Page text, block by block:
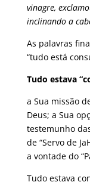
vinagre,
inclinando a
As palavras
“tudo está
Tudo estava
a Sua missão
Deus; a Sua
testemunho
de “Servo de
a vontade do
Tudo estava